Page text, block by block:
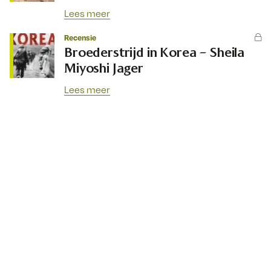
Lees meer
Recensie
Broederstrijd in Korea – Sheila
Miyoshi Jager
Lees meer